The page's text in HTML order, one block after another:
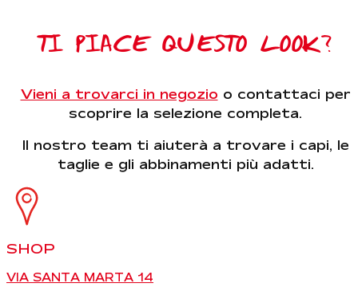
TI PIACE QUESTO LOOK?
Vieni a trovarci in negozio o contattaci per
scoprire la selezione completa.
Il nostro team ti aiuterà a trovare i capi, le
taglie e gli abbinamenti più adatti.
SHOP
VIA SANTA MARTA 14